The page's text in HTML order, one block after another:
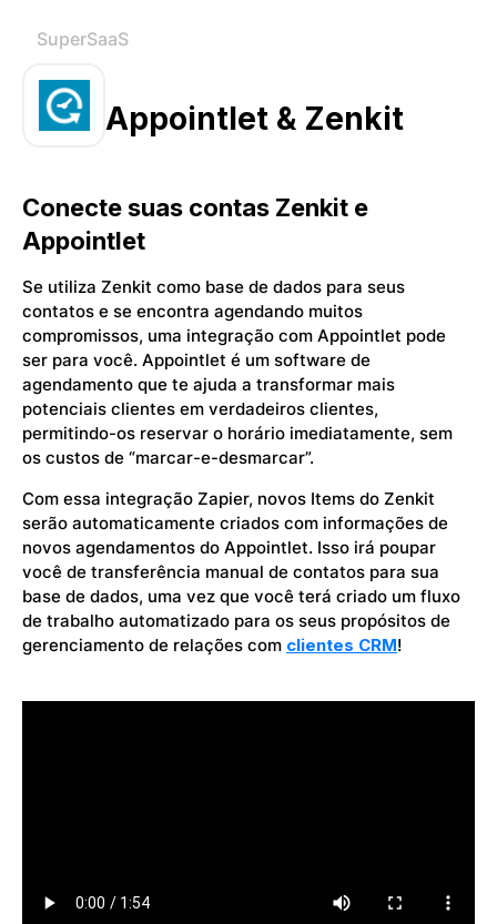
SuperSaaS
Appointlet & Zenkit
Conecte suas contas Zenkit e
Appointlet
Se utiliza Zenkit como base de dados para seus
contatos e se encontra agendando muitos
compromissos, uma integração com Appointlet pode
ser para você. Appointlet é um software de
agendamento que te ajuda a transformar mais
potenciais clientes em verdadeiros clientes,
permitindo-os reservar o horário imediatamente, sem
os custos de “marcar-e-desmarcar”.
Com essa integração Zapier, novos Items do Zenkit
serão automaticamente criados com informações de
novos agendamentos do Appointlet. Isso irá poupar
você de transferência manual de contatos para sua
base de dados, uma vez que você terá criado um fluxo
de trabalho automatizado para os seus propósitos de
gerenciamento de relações com clientes CRM!